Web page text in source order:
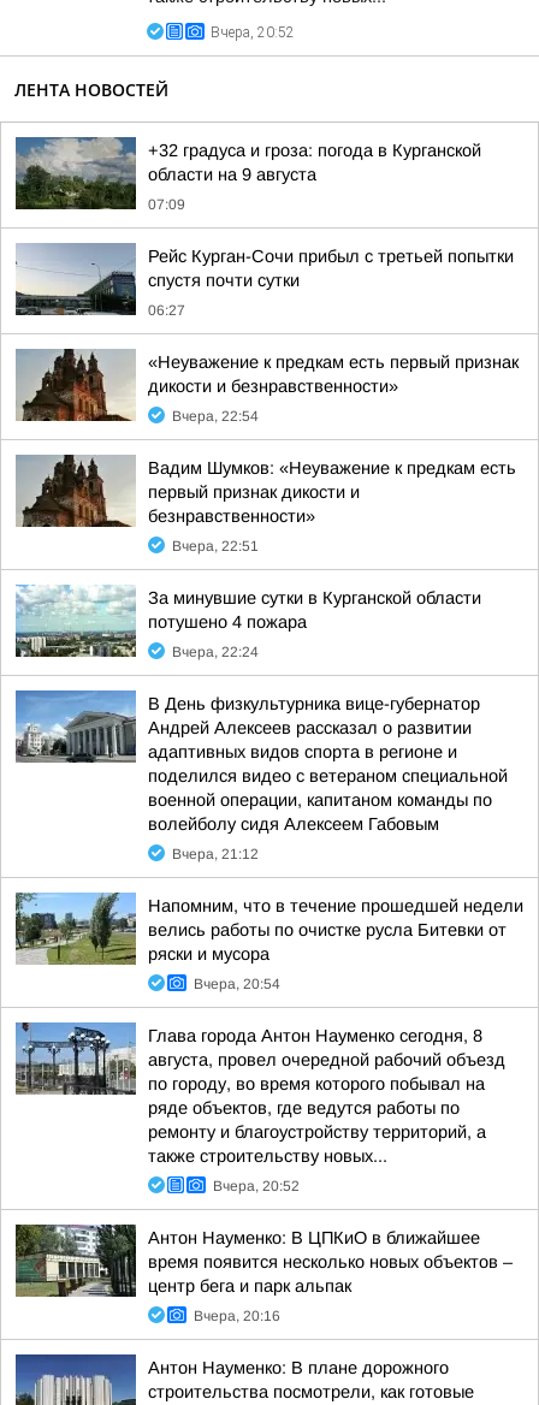
Вчера, 20:52
ЛЕНТА НОВОСТЕЙ
+32 градуса и гроза: погода в Курганской
области на 9 августа
07:09
Рейс Курган-Сочи прибыл с третьей попытки
спустя почти сутки
06:27
«Неуважение к предкам есть первый признак
дикости и безнравственности»
Вчера, 22:54
Вадим Шумков: «Неуважение к предкам есть
первый признак дикости и
безнравственности»
Вчера, 22:51
За минувшие сутки в Курганской области
потушено 4 пожара
Вчера, 22:24
В День физкультурника вице-губернатор
Андрей Алексеев рассказал о развитии
адаптивных видов спорта в регионе и
поделился видео с ветераном специальной
военной операции, капитаном команды по
волейболу сидя Алексеем Габовым
Вчера, 21:12
Напомним, что в течение прошедшей недели
велись работы по очистке русла Битевки от
ряски и мусора
Вчера, 20:54
Глава города Антон Науменко сегодня, 8
августа, провел очередной рабочий объезд
по городу, во время которого побывал на
ряде объектов, где ведутся работы по
ремонту и благоустройству территорий, а
также строительству новых...
Вчера, 20:52
Антон Науменко: В ЦПКиО в ближайшее
время появится несколько новых объектов –
центр бега и парк альпак
Вчера, 20:16
Антон Науменко: В плане дорожного
строительства посмотрели, как готовые